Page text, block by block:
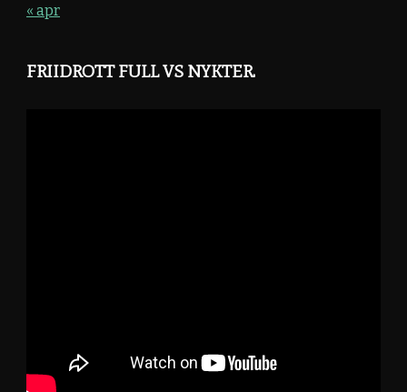
« apr
FRIIDROTT FULL VS NYKTER.